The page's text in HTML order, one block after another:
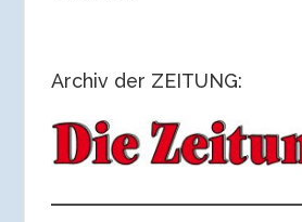
Archiv der ZEITUNG: